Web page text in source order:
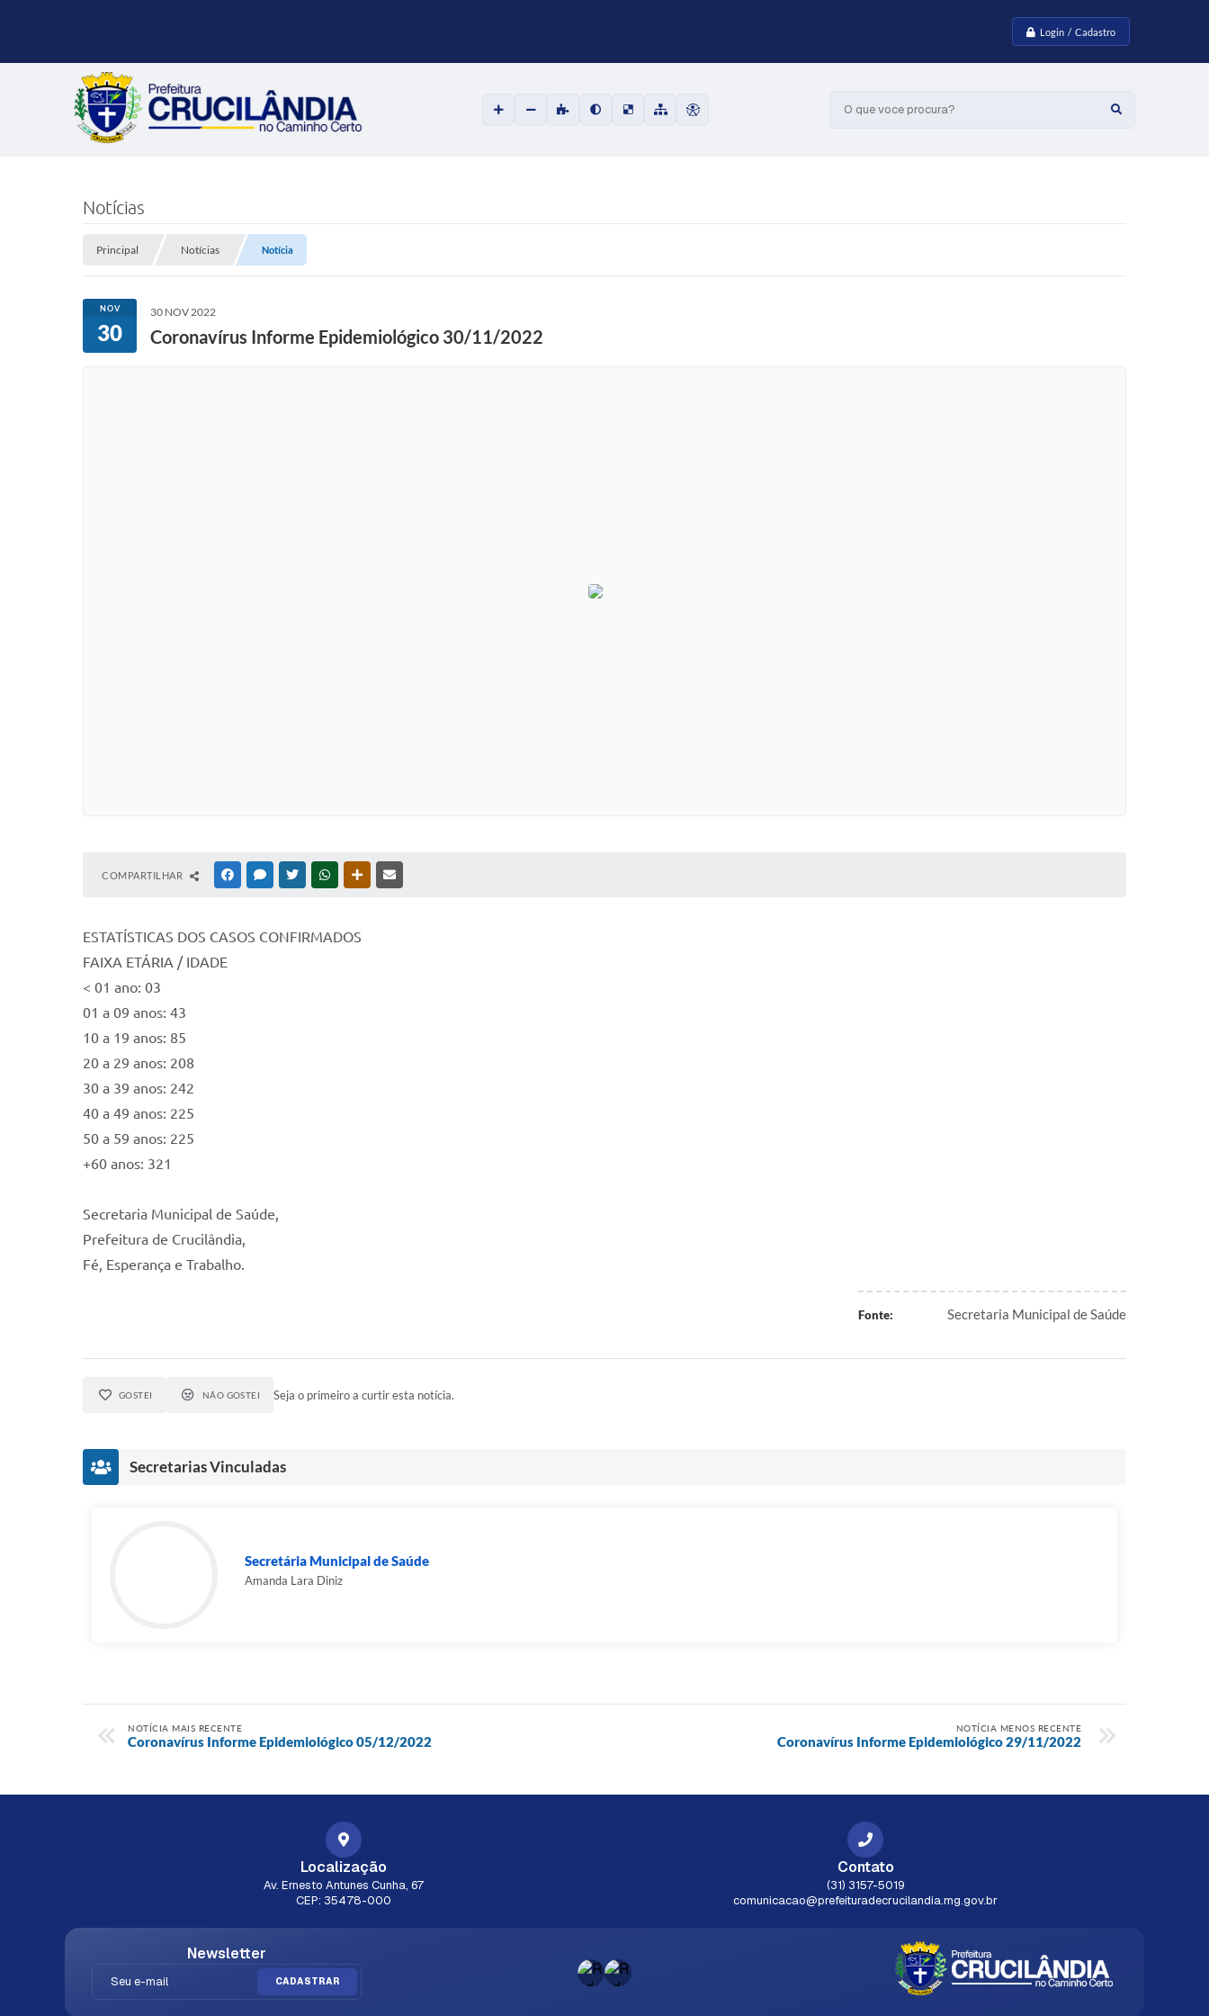
Login / Cadastro
O que voce procura?
Notícias
Principal Notícias Notícia
NOV
30
30 NOV 2022
Coronavírus Informe Epidemiológico 30/11/2022
COMPARTILHAR FACEBOOKMESSENGER
TWITTERWHATSAPPOUTRAS MÍDIAS
ESTATÍSTICAS DOS CASOS CONFIRMADOS
FAIXA ETÁRIA / IDADE
< 01 ano: 03
01 a 09 anos: 43
10 a 19 anos: 85
20 a 29 anos: 208
30 a 39 anos: 242
40 a 49 anos: 225
50 a 59 anos: 225
+60 anos: 321
Secretaria Municipal de Saúde,
Prefeitura de Crucilândia,
Fé, Esperança e Trabalho.
Fonte: Secretaria Municipal de Saúde
GOSTEI NÃO GOSTEI Seja o primeiro a curtir esta notícia.
Secretarias Vinculadas
Secretária Municipal de Saúde
Amanda Lara Diniz
NOTÍCIA MAIS RECENTE
Coronavírus Informe Epidemiológico 05/12/2022
NOTÍCIA MENOS RECENTE
Coronavírus Informe Epidemiológico 29/11/2022
Localização
Av. Ernesto Antunes Cunha, 67
CEP: 35478-000
Contato
(31) 3157-5019
comunicacao@prefeituradecrucilandia.mg.gov.br
Newsletter
CADASTRAR